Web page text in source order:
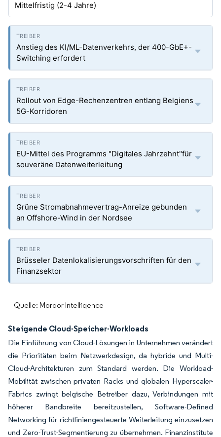
Mittelfristig (2-4 Jahre)
Anstieg des KI/ML-Datenverkehrs, der 400-GbE+-
Switching erfordert
Rollout von Edge-Rechenzentren entlang Belgiens
5G-Korridoren
EU-Mittel des Programms "Digitales Jahrzehnt"für
souveräne Datenweiterleitung
Grüne Stromabnahmevertrag-Anreize gebunden
an Offshore-Wind in der Nordsee
Brüsseler Datenlokalisierungsvorschriften für den
Finanzsektor
Quelle: Mordor Intelligence
Steigende Cloud-Speicher-Workloads
Die Einführung von Cloud-Lösungen in Unternehmen verändert
die Prioritäten beim Netzwerkdesign, da hybride und Multi-
Cloud-Architekturen zum Standard werden. Die Workload-
Mobilität zwischen privaten Racks und globalen Hyperscaler-
Fabrics zwingt belgische Betreiber dazu, Verbindungen mit
höherer Bandbreite bereitzustellen, Software-Defined
Networking für richtliniengesteuerte Weiterleitung einzusetzen
und Zero-Trust-Segmentierung zu übernehmen. Finanzinstitute